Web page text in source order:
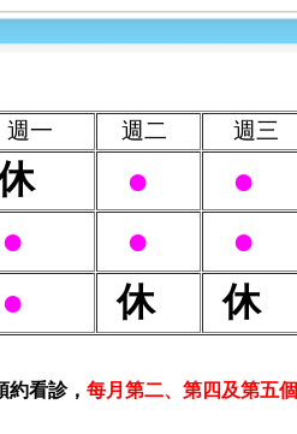
一 週二 週三
● ●
● ● ●
● 休 休
約看診， 每月第二、第四及第五